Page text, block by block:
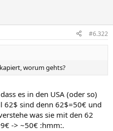
#6.322
worum gehts?
es in den USA (oder so)
62$ sind denn 62$=50€ und
was sie mit den 62
-> ~50€ :hmm:.